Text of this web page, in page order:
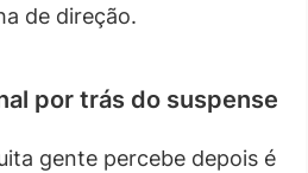
de direção.
por trás do suspense
gente percebe depois é